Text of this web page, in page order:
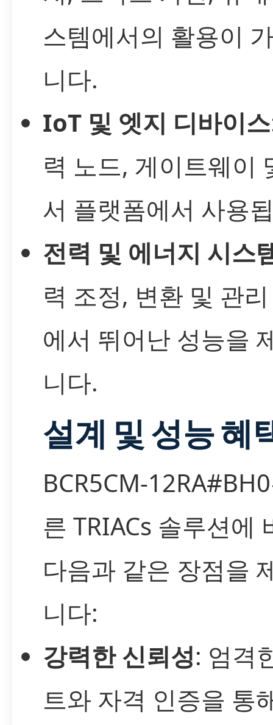
스템에서의 활용이
니다.
IoT 및 엣지 디바이스
력 노드, 게이트웨이
서 플랫폼에서 사용
전력 및 에너지 시스
력 조정, 변환 및 관
에서 뛰어난 성능을
니다.
설계 및 성능 혜
BCR5CM-
른 TRIACs 솔루션에
다음과 같은 장점을
니다:
강력한 신뢰성: 엄격
트와 자격 인증을 통